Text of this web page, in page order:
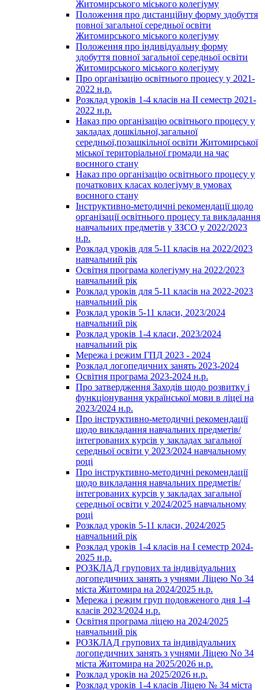
Житомирського міського колегіуму
Положення про дистанційну форму здобуття
повної загальної середньої освіти
Житомирського міського колегіуму
Положення про індивідуальну форму
здобуття повної загальної середньої освіти
Житомирського міського колегіуму
Про організацію освітнього процесу у 2021-
2022 н.р.
Розклад уроків 1-4 класів на ІІ семестр 2021-
2022 н.р.
Наказ про організацію освітнього процесу у
закладах дошкільної,загальної
середньої,позашкільної освіти Житомирської
міської територіальної громади на час
воєнного стану
Наказ про організацію освітнього процесу у
початкових класах колегіуму в умовах
воєнного стану
Інструктивно-методичні рекомендації щодо
організації освітнього процесу та викладання
навчальних предметів у ЗЗСО у 2022/2023
н.р.
Розклад уроків для 5-11 класів на 2022/2023
навчальний рік
Освітня програма колегіуму на 2022/2023
навчальний рік
Розклад уроків для 5-11 класів на 2022-2023
навчальний рік
Розклад уроків 5-11 класи, 2023/2024
навчальний рік
Розклад уроків 1-4 класи, 2023/2024
навчальний рік
Мережа і режим ГПД 2023 - 2024
Розклад логопедичних занять 2023-2024
Освітня програма 2023-2024 н.р.
Про затвердження Заходів щодо розвитку і
функціонування української мови в ліцеї на
2023/2024 н.р.
Про інструктивно-методичні рекомендації
щодо викладання навчальних предметів/
інтегрованих курсів у закладах загальної
середньої освіти у 2023/2024 навчальному
році
Про інструктивно-методичні рекомендації
щодо викладання навчальних предметів/
інтегрованих курсів у закладах загальної
середньої освіти у 2024/2025 навчальному
році
Розклад уроків 5-11 класи, 2024/2025
навчальний рік
Розклад уроків 1-4 класів на І семестр 2024-
2025 н.р.
РОЗКЛАД групових та індивідуальних
логопедичних занять з учнями Ліцею No 34
міста Житомира на 2024/2025 н.р.
Мережа і режим груп подовженого дня 1-4
класів 2023/2024 н.р.
Освітня програма ліцею на 2024/2025
навчальний рік
РОЗКЛАД групових та індивідуальних
логопедичних занять з учнями Ліцею No 34
міста Житомира на 2025/2026 н.р.
Розклад уроків на 2025/2026 н.р.
Розклад уроків 1-4 класів Ліцею № 34 міста